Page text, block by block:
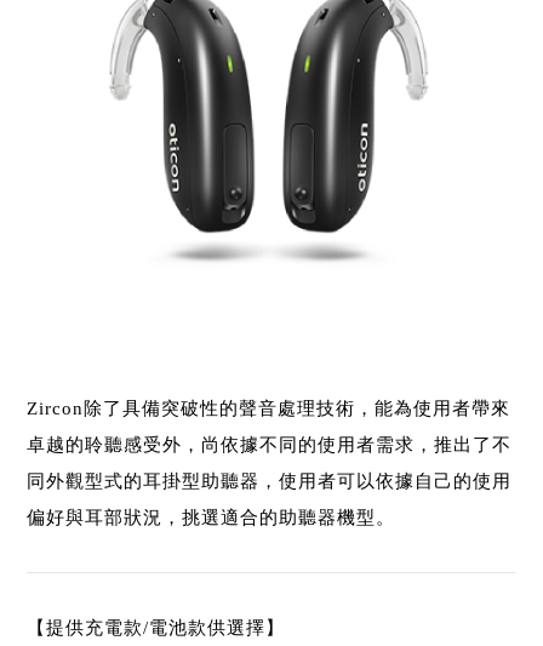
Zircon除了具備突破性的聲音處理技術，能為使用者帶來
卓越的聆聽感受外，尚依據不同的使用者需求，推出了不
同外觀型式的耳掛型助聽器，使用者可以依據自己的使用
偏好與耳部狀況，挑選適合的助聽器機型。
【提供充電款/電池款供選擇】